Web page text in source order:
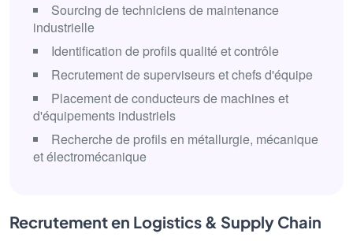
Sourcing de techniciens de maintenance
industrielle
Identification de profils qualité et contrôle
Recrutement de superviseurs et chefs d'équipe
Placement de conducteurs de machines et
d'équipements industriels
Recherche de profils en métallurgie, mécanique
et électromécanique
Recrutement en Logistics & Supply Chain